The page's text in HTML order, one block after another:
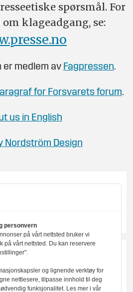
spørsmål. For
klageadgang, se:
er medlem av Fagpressen.
for Forsvarets forum.
us in English
Nordström Design
personvern
på vårt nettsted bruker vi
på vårt nettsted. Du kan reservere
og lignende verktøy for
nettlesere, tilpasse innhold til deg
funksjonalitet. Les mer i vår